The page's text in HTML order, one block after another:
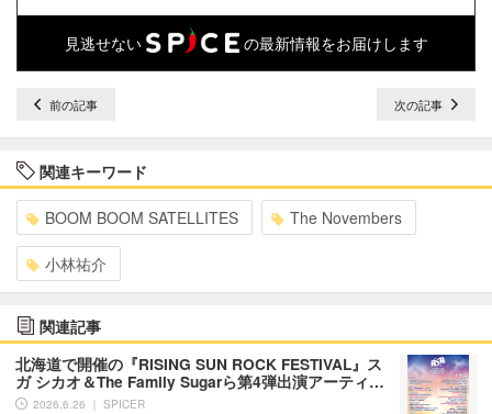
見逃せない の最新情報をお届けします
前の記事 次の記事
関連キーワード
BOOM BOOM SATELLITES The Novembers
小林祐介
関連記事
北海道で開催の『RISING SUN ROCK FESTIVAL』ス
ガ シカオ＆The Family Sugarら第4弾出演アーティ…
2026.6.26 ｜ SPICER